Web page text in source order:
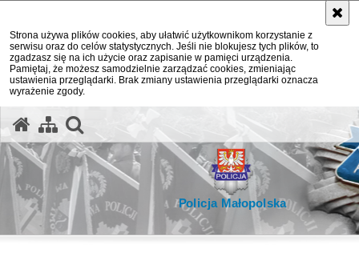
Strona używa plików cookies, aby ułatwić użytkownikom korzystanie z
serwisu oraz do celów statystycznych. Jeśli nie blokujesz tych plików, to
zgadzasz się na ich użycie oraz zapisanie w pamięci urządzenia.
Pamiętaj, że możesz samodzielnie zarządzać cookies, zmieniając
ustawienia przeglądarki. Brak zmiany ustawienia przeglądarki oznacza
wyrażenie zgody.
Policja Małopolska